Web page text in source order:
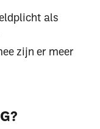
opals
zijn er meer